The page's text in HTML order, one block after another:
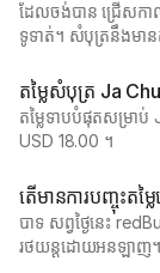
ដែលចង់បាន ជ្រើសកា
ទូទាត់។ សំបុត្រនឹងមាន
តម្លៃសំបុត្រ Ja
តម្លៃទាបបំផុតសម្រា
USD 18.00 ។
តើមានការបញ្ចុះត
បាទ សព្វថ្ងៃនេះ
រថយន្តដោយអនឡាញ។